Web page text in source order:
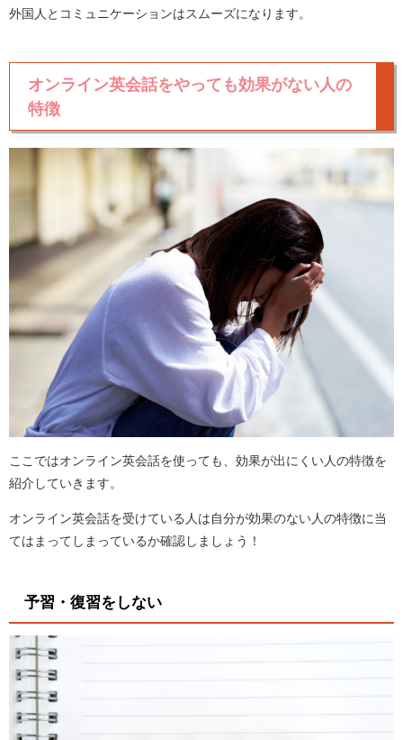
外国人とコミュニケーションはスムーズになります。
オンライン英会話をやっても効果がない人の
特徴
ここではオンライン英会話を使っても、効果が出にくい人の特徴を
紹介していきます。
オンライン英会話を受けている人は自分が効果のない人の特徴に当
てはまってしまっているか確認しましょう！
予習・復習をしない